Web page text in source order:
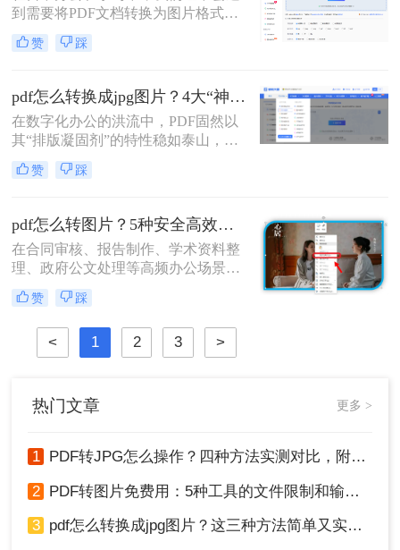
到需要将PDF文档转换为图片格式的
情况，比如制作PPT素材、在社交媒
体分享资料，或者在不方便打开PDF
十页甚至上百页的PDF文件时，一页
页截图显然不现实。那么，多页 PDF
如何一次性转成多张图片呢？本文将
为你推荐几种有效的方法，并附带详
细的操作步骤和注意事项。
赞 踩
pdf怎么转换成jpg图片？4大“神操作”让文件处理效率飙升！
在数字化办公的洪流中，PDF固然以
其“排版凝固剂”的特性稳如泰山，但
当我们需要快速分享、即时预览或二
次编辑时，它往往变成了一堵厚重的
不仅是格式的跃迁，更是工作流的彻
底解放。那么pdf怎么转换成jpg图片​
呢？
赞 踩
pdf怎么转图片？5种安全高效实测方法！
在合同审核、报告制作、学术资料整
理、政府公文处理等高频办公场景
中，将PDF精准转换为图片格式（如
JPG/PNG）是效率刚需，却也是“翻
车”重灾区：文字模糊、图片变形、
分辨率丢失、敏感信息泄露……更严
峻的是，2026年国家网信办通报多起
泄露事件！
赞 踩
< 1 2 3 >
热门文章 更多 >
1 PDF转JPG怎么操作？四种方法实测对比，附各场景最优选！
2 PDF转图片免费用：5种工具的文件限制和输出质量对比！
3 pdf怎么转换成jpg图片？这三种方法简单又实用！